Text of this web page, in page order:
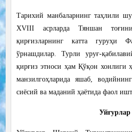
Тарихий манбаларнинг таҳлили
ХVIII асрларда Тяншан
қирғизларнинг катта гуруҳи
ўрнашдилар. Турли уруғ-
қирғиз этноси ҳам Қўқон хонлиги
манзилгоҳларида яшаб,
сиёсий ва маданий ҳаётида фаол
Уйғурлар